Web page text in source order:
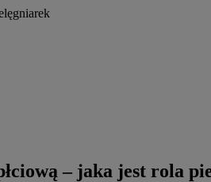
– jaka jest rola